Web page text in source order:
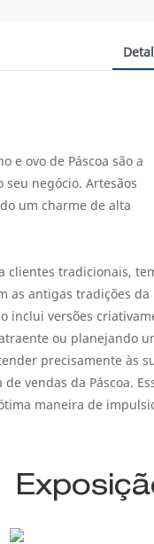
e ovo de Páscoa são a
negócio. Artesãos
um charme de alta
clientes tradicionais,
as antigas tradições da
inclui versões
ou planejando
precisamente às
vendas da Páscoa.
maneira de